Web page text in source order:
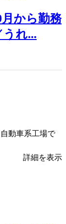
月から勤務
うれ...
動車系工場で
詳細を表示